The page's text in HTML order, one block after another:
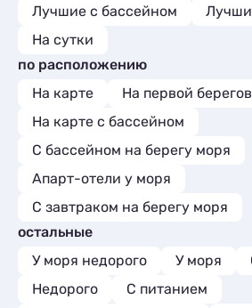
Лучшие с бассейном
На сутки
по расположению
На карте
На первой
На карте с бассейном
С бассейном на берегу моря
Апарт-отели у моря
С завтраком на берегу моря
остальные
У моря недорого
У моря
Недорого
С питанием